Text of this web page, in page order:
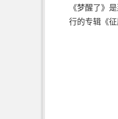
《梦醒了》
行的专辑《